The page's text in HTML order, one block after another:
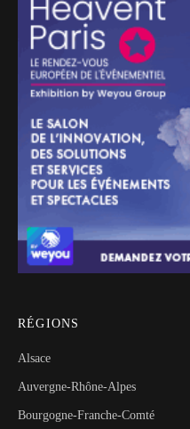
RÉGIONS
Alsace
Auvergne-Rhône-Alpes
Bourgogne-Franche-Comté